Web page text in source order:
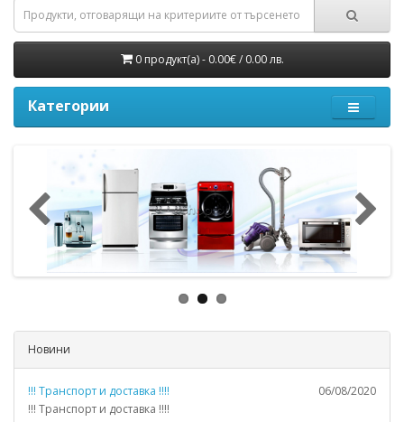
0 продукт(а) - 0.00€ / 0.00 лв.
Категории
Новини
!!! Транспорт и доставка !!!!
06/08/2020
!!! Транспорт и доставка !!!!